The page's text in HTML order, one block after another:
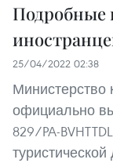
Подробные
25/04/2022 02:38
Министерство
официально
829/PA-